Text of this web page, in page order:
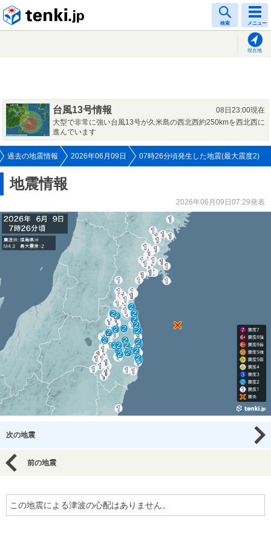
検索 メニュー
現在地
台風13号情報
08日23:00現在
大型で非常に強い台風13号が久米島の西北西約250kmを西北西に
進んでいます
過去の地震情報 2026年06月09日 07時26分頃発生した地震(最大震度2)
地震情報
2026年06月09日07:29発表
次の地震
前の地震
この地震による津波の心配はありません。